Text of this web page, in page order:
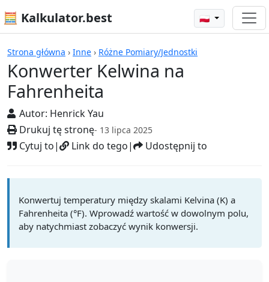
🧮 Kalkulator.best 🇵🇱
Strona główna › Inne › Różne Pomiary/Jednostki
Konwerter Kelwina na
Fahrenheita
Autor: Henrick Yau
Drukuj tę stronę- 13 lipca 2025
Cytuj to| Link do tego| Udostępnij to
Kalkulatory
Konwertuj temperatury między skalami Kelvina (K) a
Fahrenheita (°F). Wprowadź wartość w dowolnym polu,
aby natychmiast zobaczyć wynik konwersji.